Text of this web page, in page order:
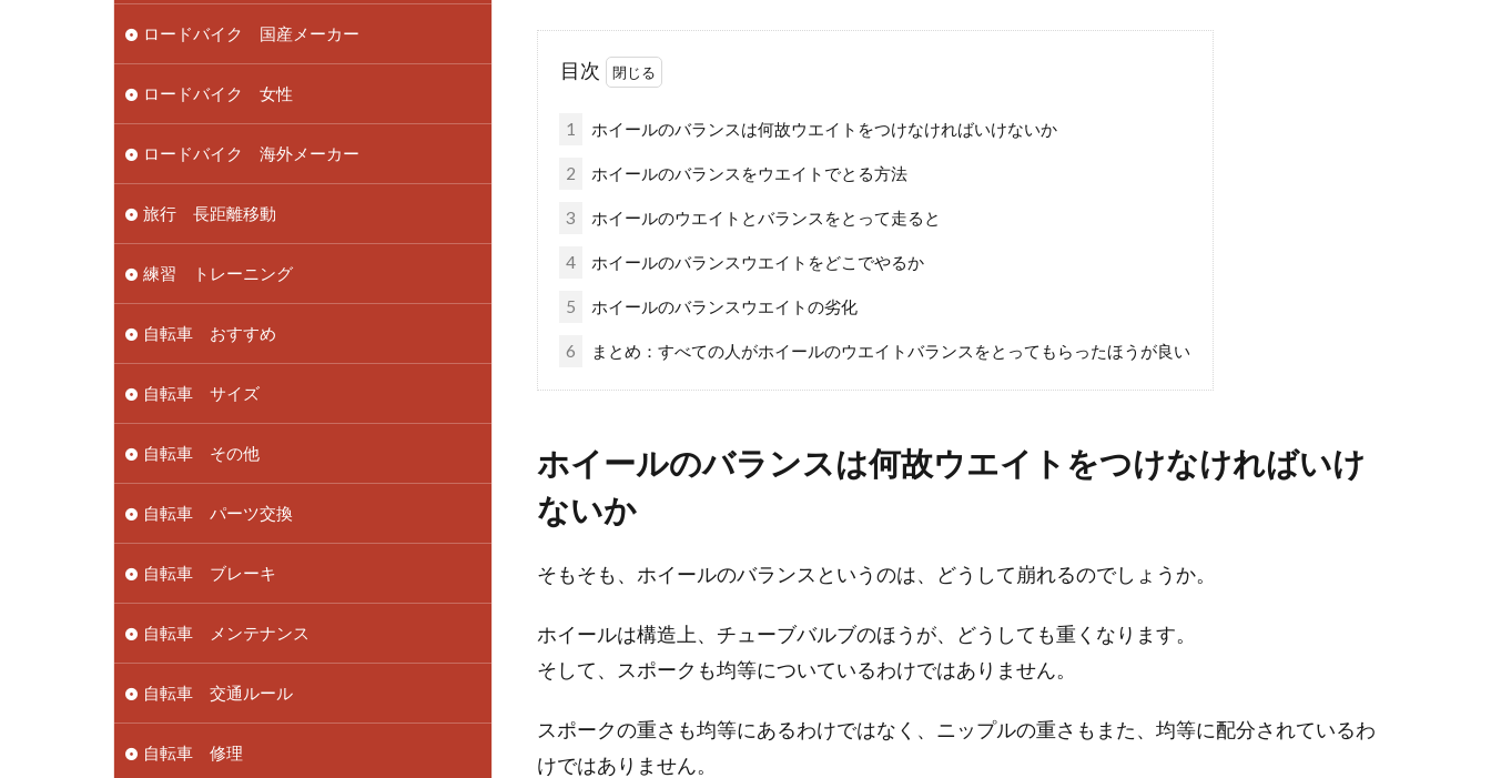
目次
1 ホイールのバランスは何故ウエイトをつけなければいけないか
2 ホイールのバランスをウエイトでとる方法
3 ホイールのウエイトとバランスをとって走ると
4 ホイールのバランスウエイトをどこでやるか
5 ホイールのバランスウエイトの劣化
6 まとめ：すべての人がホイールのウエイトバランスをとってもらったほうが良い
ホイールのバランスは何故ウエイトをつけなければいけ
ないか
そもそも、ホイールのバランスというのは、どうして崩れるのでしょうか。
ホイールは構造上、チューブバルブのほうが、どうしても重くなります。
そして、スポークも均等についているわけではありません。
スポークの重さも均等にあるわけではなく、ニップルの重さもまた、均等に配分されているわ
けではありません。
ロードバイク 国産メーカー
ロードバイク 女性
ロードバイク 海外メーカー
旅行 長距離移動
練習 トレーニング
自転車 おすすめ
自転車 サイズ
自転車 その他
自転車 パーツ交換
自転車 ブレーキ
自転車 メンテナンス
自転車 交通ルール
自転車 修理